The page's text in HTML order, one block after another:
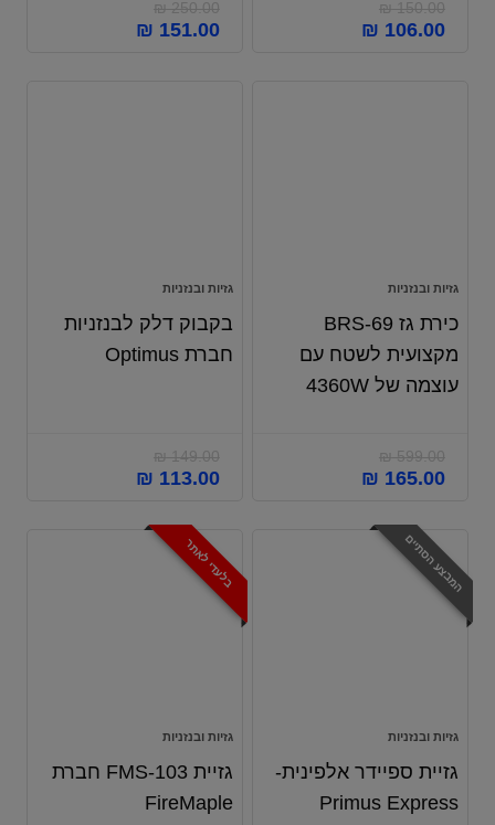
₪150.00
₪ 106.00
₪250.00
₪ 151.00
גזיות ובנזניות
כירת גז BRS-69
מקצועית לשטח עם
עוצמה של 4360W
₪599.00
₪ 165.00
גזיות ובנזניות
בקבוק דלק לבנזניות
חברת Optimus
₪149.00
₪ 113.00
המבצע הסתיים
גזיות ובנזניות
גזיית ספיידר אלפינית-
Primus Express
בלעדי לאתר
גזיות ובנזניות
גזיית FMS-103 חברת
FireMaple